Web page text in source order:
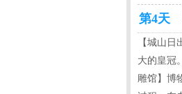
第4天
【城山
大的皇冠
雕馆】博